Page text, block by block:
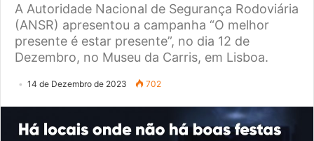
A Autoridade Nacional de Segurança Rodoviária
(ANSR) apresentou a campanha “O melhor
presente é estar presente”, no dia 12 de
Dezembro, no Museu da Carris, em Lisboa.
14 de Dezembro de 2023 702